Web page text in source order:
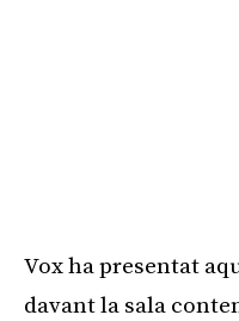
Vox ha presentat
davant la sala